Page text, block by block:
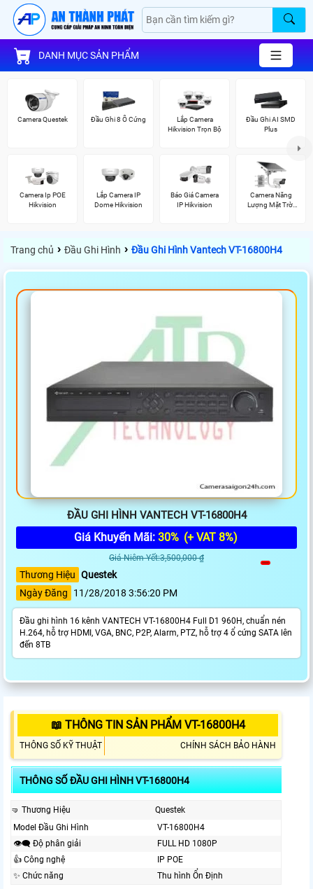
DANH MỤC SẢN PHẨM
Camera Questek Đầu Ghi 8 Ổ Cứng
Lắp Camera
Hikvision Trọn Bộ
Đầu Ghi AI SMD
Plus
Camera Ip POE
Hikvision
Lắp Camera IP
Dome Hikvision
Báo Giá Camera
IP Hikvision
Camera Năng
Lượng Mặt Trời
Trang chủ › Đầu Ghi Hình › Đầu Ghi Hình Vantech VT-16800H4
ĐẦU GHI HÌNH VANTECH VT-16800H4
Giá Khuyến Mãi: 30% (+ VAT 8%)
Giá Niêm Yết:3,500,000 ₫
Thương Hiệu Questek
Ngày Đăng
11/28/2018 3:56:20 PM
Đầu ghi hình 16 kênh VANTECH VT-16800H4 Full D1 960H, chuẩn nén
H.264, hỗ trợ HDMI, VGA, BNC, P2P, Alarm, PTZ, hỗ trợ 4 ổ cứng SATA lên
đến 8TB
📖 THÔNG TIN SẢN PHẨM VT-16800H4
THÔNG SỐ KỸ THUẬT CHÍNH SÁCH BẢO HÀNH
THÔNG SỐ ĐẦU GHI HÌNH VT-16800H4
🤜 Thương Hiệu
Questek
Model Đầu Ghi Hình
VT-16800H4
👁️‍🗨 Độ phân giải
FULL HD 1080P
👍 Công nghệ
IP POE
✨ Chức năng
Thu hình Ổn Định